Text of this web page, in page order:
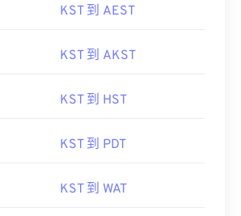
KST 到 AEST
KST 到 AKST
KST 到 HST
KST 到 PDT
KST 到 WAT